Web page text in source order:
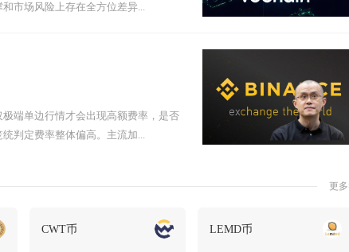
市场风险上存在全方位差异...
端单边行情才会出现高额费率，是否
判定费率整体偏高。主流加...
更
CWT币 LEMD币